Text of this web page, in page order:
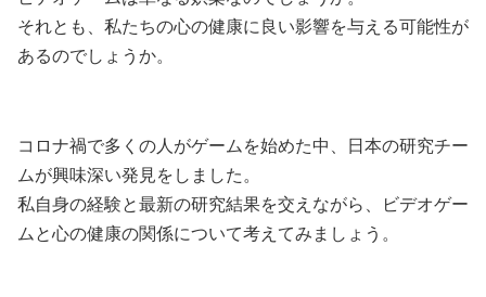
それとも、私たちの心の健康に良い影響を与える可能性が
あるのでしょうか。
コロナ禍で多くの人がゲームを始めた中、日本の研究チー
ムが興味深い発見をしました。
私自身の経験と最新の研究結果を交えながら、ビデオゲー
ムと心の健康の関係について考えてみましょう。